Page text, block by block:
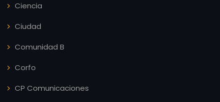
Ciencia
Ciudad
Comunidad B
Corfo
CP Comunicaciones